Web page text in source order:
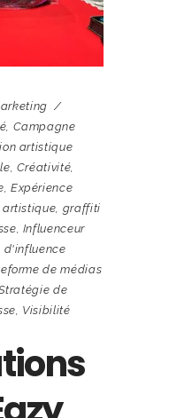
, Campagne
artistique
, Créativité,
, Expérience
artistique, graffiti
, Influenceur
d'influence
de médias
de
, Visibilité